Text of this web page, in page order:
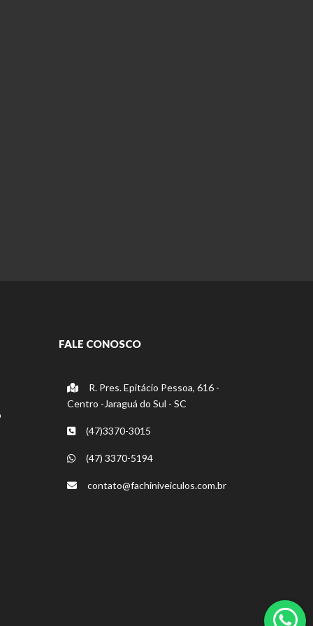
FALE CONOSCO
R. Pres. Epitácio Pessoa, 616 -
Centro -Jaraguá do Sul - SC
(47)3370-3015
(47) 3370-5194
contato@fachiniveiculos.com.br